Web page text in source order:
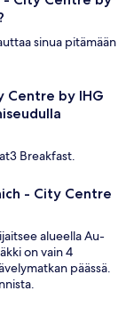
sinua pitämään
Centre by IHG
Breakfast.
- City Centre
alueella Au-
on vain 4
päässä.